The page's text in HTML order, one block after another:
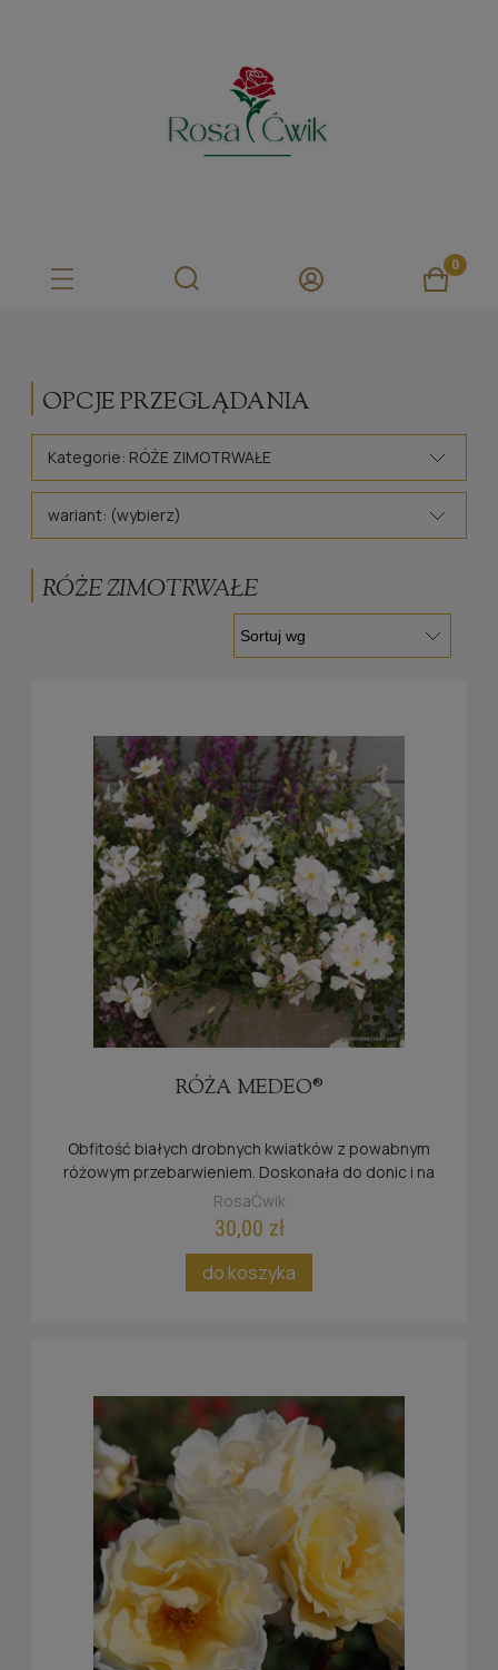
OPCJE PRZEGLĄDANIA
Kategorie: RÓŻE ZIMOTRWAŁE
wariant: (wybierz)
RÓŻE ZIMOTRWAŁE
RÓŻA MEDEO®
Obfitość białych drobnych kwiatków z powabnym
różowym przebarwieniem. Doskonała do donic i na
publiczne tereny zieleni.
RosaĆwik
30,00 zł
do koszyka